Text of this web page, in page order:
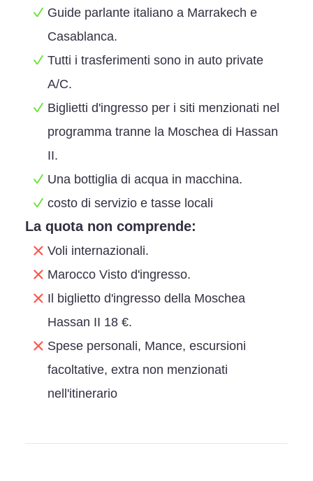
Guide parlante italiano a Marrakech e
Casablanca.
Tutti i trasferimenti sono in auto private
A/C.
Biglietti d'ingresso per i siti menzionati nel
programma tranne la Moschea di Hassan
II.
Una bottiglia di acqua in macchina.
costo di servizio e tasse locali
La quota non comprende:
Voli internazionali.
Marocco Visto d'ingresso.
Il biglietto d'ingresso della Moschea
Hassan II 18 €.
Spese personali, Mance, escursioni
facoltative, extra non menzionati
nell'itinerario